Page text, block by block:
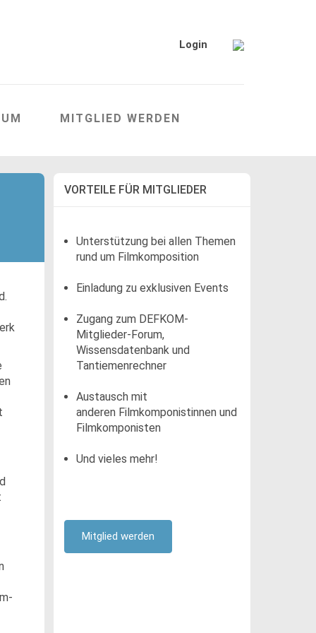
Login
MITGLIED WERDEN
VORTEILE FÜR MITGLIEDER
Unterstützung bei allen Themen
rund um Filmkomposition
Einladung zu exklusiven Events
Zugang zum DEFKOM-
Mitglieder-Forum,
Wissensdatenbank und
Tantiemenrechner
Austausch mit
anderen Filmkomponistinnen und
Filmkomponisten
Und vieles mehr!
Mitglied werden